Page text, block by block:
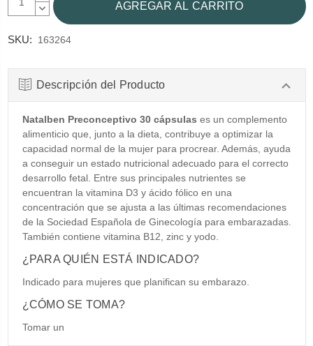
CANTIDAD:
DISMINUIR
CANTIDAD:
SKU: 163264
Descripción del Producto
Natalben Preconceptivo 30 cápsulas es un complemento
alimenticio que, junto a la dieta, contribuye a optimizar la
capacidad normal de la mujer para procrear. Además, ayuda
a conseguir un estado nutricional adecuado para el correcto
desarrollo fetal. Entre sus principales nutrientes se
encuentran la vitamina D3 y ácido fólico en una
concentración que se ajusta a las últimas recomendaciones
de la Sociedad Española de Ginecología para embarazadas.
También contiene vitamina B12, zinc y yodo.
¿PARA QUIÉN ESTÁ INDICADO?
Indicado para mujeres que planifican su embarazo.
¿CÓMO SE TOMA?
Tomar un